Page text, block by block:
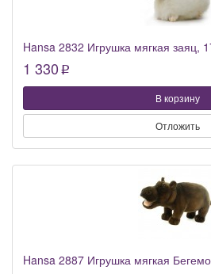
Hansa 2832 Игрушка мягкая заяц,
1 330 p
В корзину
Отложить
Hansa 2887 Игрушка мягкая